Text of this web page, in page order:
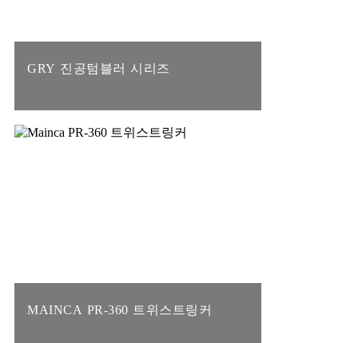
GRY 진공텀블러 시리즈
MAINCA PR-360 트위스트링커